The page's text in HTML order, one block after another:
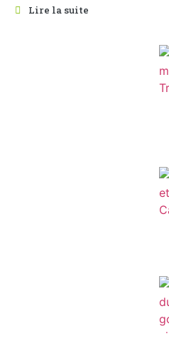
Lire la suite